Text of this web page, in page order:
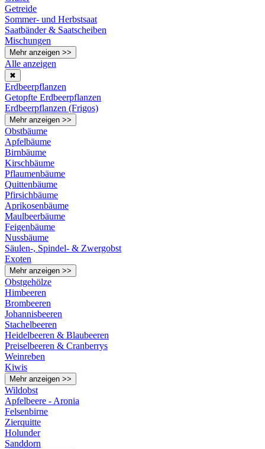
Getreide
Sommer- und Herbstsaat
Saatbänder & Saatscheiben
Mischungen
Mehr anzeigen >>
Alle anzeigen
✖
Erdbeerpflanzen
Getopfte Erdbeerpflanzen
Erdbeerpflanzen (Frigos)
Mehr anzeigen >>
Obstbäume
Apfelbäume
Birnbäume
Kirschbäume
Pflaumenbäume
Quittenbäume
Pfirsichbäume
Aprikosenbäume
Maulbeerbäume
Feigenbäume
Nussbäume
Säulen-, Spindel- & Zwergobst
Exoten
Mehr anzeigen >>
Obstgehölze
Himbeeren
Brombeeren
Johannisbeeren
Stachelbeeren
Heidelbeeren & Blaubeeren
Preiselbeeren & Cranberrys
Weinreben
Kiwis
Mehr anzeigen >>
Wildobst
Apfelbeere - Aronia
Felsenbirne
Zierquitte
Holunder
Sanddorn